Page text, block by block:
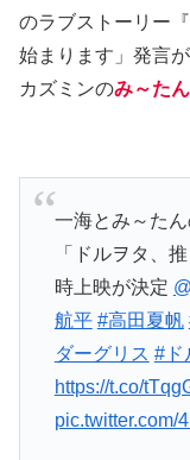
のラブストーリー
始まります」発言
カズミンのみ～た
一海とみ～た
「ドルヲタ、
時上映が決定
航平 #高田夏帆
ダーグリス #ド
https://t.co/
pic.twitter.com/